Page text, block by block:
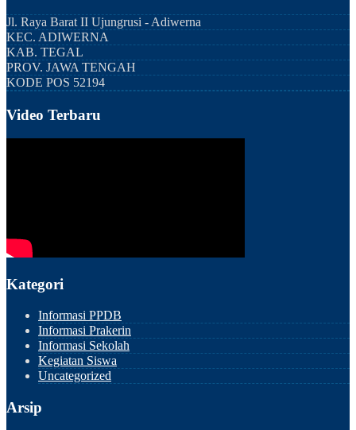
Jl. Raya Barat II Ujungrusi - Adiwerna
KEC. ADIWERNA
KAB. TEGAL
PROV. JAWA TENGAH
KODE POS 52194
Video Terbaru
Kategori
Informasi PPDB
Informasi Prakerin
Informasi Sekolah
Kegiatan Siswa
Uncategorized
Arsip